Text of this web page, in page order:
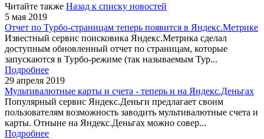
Читайте также Назад к списку новостей
5 мая 2019
Отчет по Турбо-страницам теперь появится в Яндекс.Метрике
Известный сервис поисковика Яндекс.Метрика сделал
доступным обновленный отчет по страницам, которые
запускаются в Турбо-режиме (так называемым Тур...
Подробнее
29 апреля 2019
Мультивалютные карты и счета - теперь и на Яндекс.Деньгах
Популярный сервис Яндекс.Деньги предлагает своим
пользователям возможность заводить мультивалютные счета и
карты. Отныне на Яндекс.Деньгах можно совер...
Подробнее